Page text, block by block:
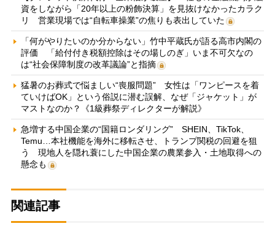
資をしながら「20年以上の粉飾決算」を見抜けなかったカラク
リ 営業現場では“自転車操業”の焦りも表出していた
「何がやりたいのか分からない」竹中平蔵氏が語る高市内閣の
評価 「給付付き税額控除はその場しのぎ」いま不可欠なの
は“社会保障制度の改革議論”と指摘
猛暑のお葬式で悩ましい“喪服問題” 女性は「ワンピースを着
ていけばOK」という俗説に潜む誤解、なぜ「ジャケット」が
マストなのか？《1級葬祭ディレクターが解説》
急増する中国企業の“国籍ロンダリング” SHEIN、TikTok、
Temu…本社機能を海外に移転させ、トランプ関税の回避を狙
う 現地人を隠れ蓑にした中国企業の農業参入・土地取得への
懸念も
関連記事